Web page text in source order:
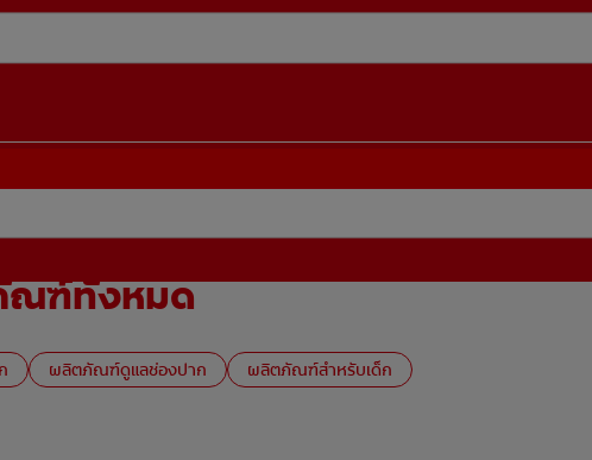
ฑ์ทั้งหมด
ผลิตภัณฑ์ดูแลช่องปาก ผลิตภัณฑ์สำหรับเด็ก